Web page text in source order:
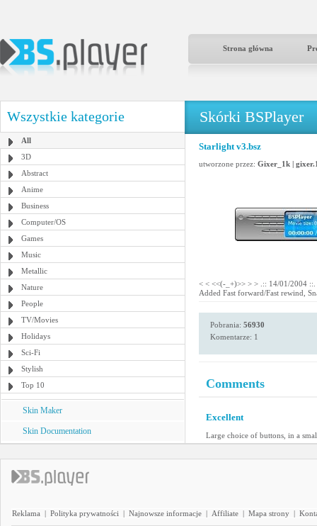
Strona główna
Wszystkie kategorie
All
3D
Abstract
Anime
Business
Computer/OS
Games
Music
Metallic
Nature
People
TV/Movies
Holidays
Sci-Fi
Stylish
Top 10
Skin Maker
Skin Documentation
Skórki BSPlayer
Starlight v3.bsz
utworzone przez: Gixer_1k |
< < <<(-_+)>> > > .:: 14/01/2004
Added Fast forward/Fast rewind,
Pobrania: 56930
Komentarze: 1
Comments
Excellent
Large choice of buttons, in a
Reklama | Polityka prywatności | Najnowsze informacje | Affiliate | Mapa strony |